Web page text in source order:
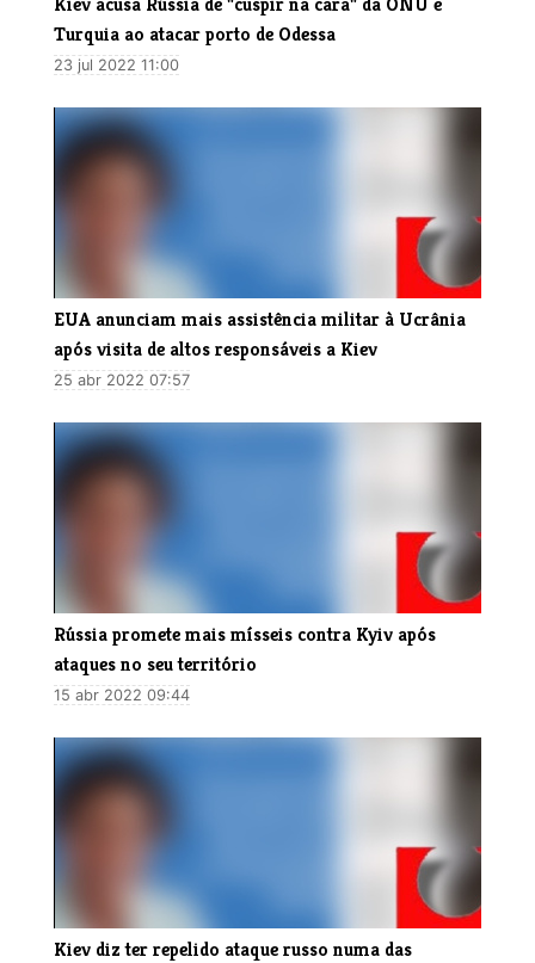
Turquia ao atacar porto de Odessa
23 jul 2022 11:00
EUA anunciam mais assistência militar à Ucrânia
após visita de altos responsáveis a Kiev
25 abr 2022 07:57
​Rússia promete mais mísseis contra Kyiv após
ataques no seu território
15 abr 2022 09:44
Kiev diz ter repelido ataque russo numa das